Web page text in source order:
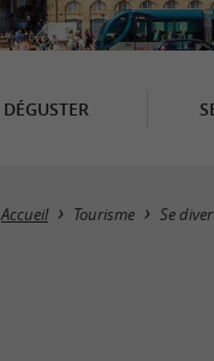
DÉGUSTER
Accueil Tourisme Se